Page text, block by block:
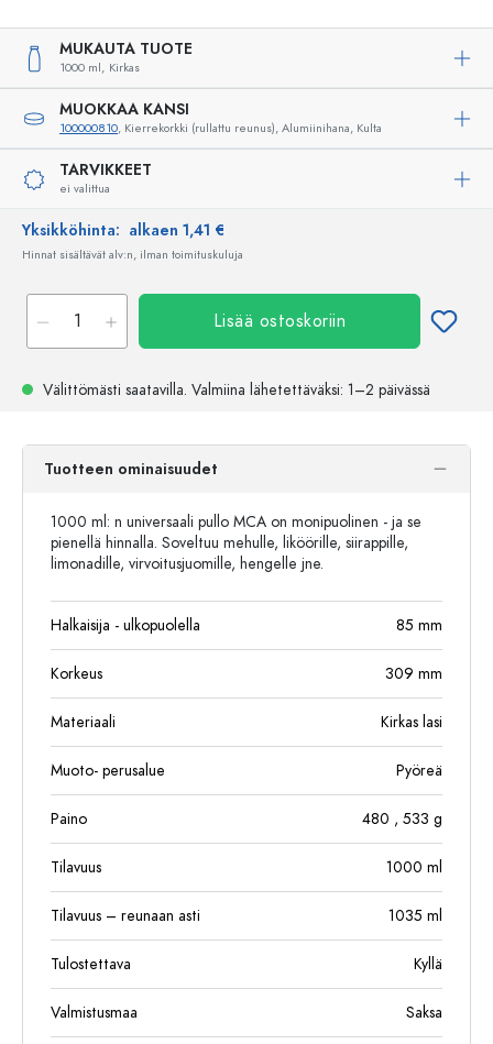
MUKAUTA TUOTE
1000 ml, Kirkas
MUOKKAA KANSI
100000810, Kierrekorkki (rullattu reunus), Alumiinihana, Kulta
TARVIKKEET
ei valittua
Yksikköhinta: alkaen 1,41 €
Hinnat sisältävät alv:n, ilman toimituskuluja
Lisää ostoskoriin
Välittömästi saatavilla. Valmiina lähetettäväksi: 1–2 päivässä
Tuotteen ominaisuudet
1000 ml: n universaali pullo MCA on monipuolinen - ja se
pienellä hinnalla. Soveltuu mehulle, liköörille, siirappille,
limonadille, virvoitusjuomille, hengelle jne.
Halkaisija - ulkopuolella 85 mm
Korkeus 309 mm
Materiaali Kirkas lasi
Muoto- perusalue Pyöreä
Paino 480 , 533 g
Tilavuus 1000 ml
Tilavuus – reunaan asti 1035 ml
Tulostettava Kyllä
Valmistusmaa Saksa